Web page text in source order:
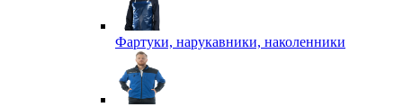
Фартуки, нарукавники, наколенники